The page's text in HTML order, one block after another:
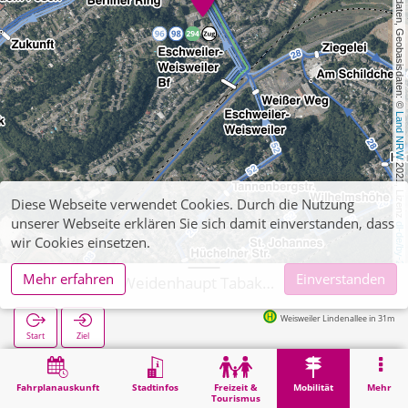
, Kartendaten, Geobasisdaten: ©
Land NRW
2021, Lizenz
dl-de/by-2-0
Fahrplanauskunft Stadtinfos
Freizeit &
Tourismus
Mobilität Mehr
Start Ziel
Weisweiler Lindenallee in 31m
Mobilität Eschweiler, Weidenhaupt Tabakwaren, Zeitschriften, Post
Diese Webseite verwendet Cookies. Durch die Nutzung
unserer Webseite erklären Sie sich damit einverstanden, dass
wir Cookies einsetzen.
Mehr erfahren
Einverstanden